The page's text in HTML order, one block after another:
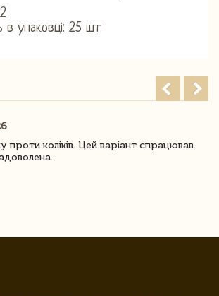
в упаковці: 25 шт
проти коліків. Цей варіант спрацював.